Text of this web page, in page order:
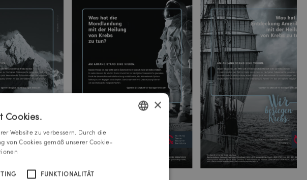
×
Cookies.
Website zu verbessern. Durch die
von Cookies gemäß unserer Cookie-
FUNKTIONALITÄT